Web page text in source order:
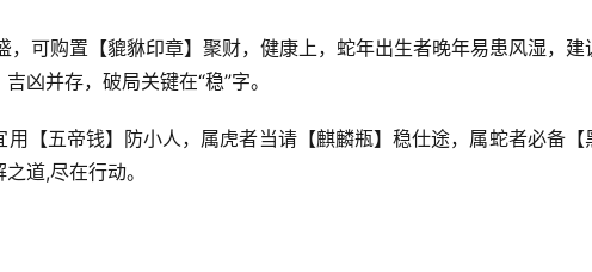
可购置【貔貅印章】聚财，健康上，蛇年出生者晚年易患风湿，建
凶并存，破局关键在“稳”字。
【五帝钱】防小人，属虎者当请【麒麟瓶】稳仕途，属蛇者必备【
道,尽在行动。